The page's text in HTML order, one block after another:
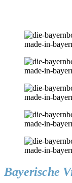
Bayerische